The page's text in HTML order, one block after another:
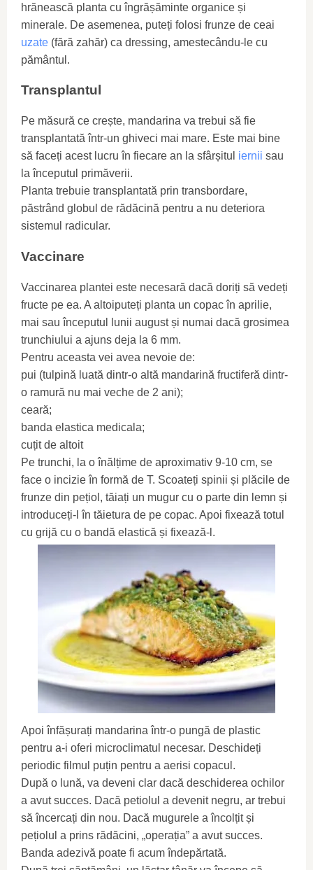
hrănească planta cu îngrășăminte organice și
minerale. De asemenea, puteți folosi frunze de ceai
uzate (fără zahăr) ca dressing, amestecându-le cu
pământul.
Transplantul
Pe măsură ce crește, mandarina va trebui să fie
transplantată într-un ghiveci mai mare. Este mai bine
să faceți acest lucru în fiecare an la sfârșitul iernii sau
la începutul primăverii.
Planta trebuie transplantată prin transbordare,
păstrând globul de rădăcină pentru a nu deteriora
sistemul radicular.
Vaccinare
Vaccinarea plantei este necesară dacă doriți să vedeți
fructe pe ea. A altoiputeți planta un copac în aprilie,
mai sau începutul lunii august și numai dacă grosimea
trunchiului a ajuns deja la 6 mm.
Pentru aceasta vei avea nevoie de:
pui (tulpină luată dintr-o altă mandarină fructiferă dintr-
o ramură nu mai veche de 2 ani);
ceară;
banda elastica medicala;
cuțit de altoit
Pe trunchi, la o înălțime de aproximativ 9-10 cm, se
face o incizie în formă de T. Scoateți spinii și plăcile de
frunze din pețiol, tăiați un mugur cu o parte din lemn și
introduceți-l în tăietura de pe copac. Apoi fixează totul
cu grijă cu o bandă elastică și fixează-l.
Apoi înfășurați mandarina într-o pungă de plastic
pentru a-i oferi microclimatul necesar. Deschideți
periodic filmul puțin pentru a aerisi copacul.
După o lună, va deveni clar dacă deschiderea ochilor
a avut succes. Dacă petiolul a devenit negru, ar trebui
să încercați din nou. Dacă mugurele a încolțit și
pețiolul a prins rădăcini, „operația” a avut succes.
Banda adezivă poate fi acum îndepărtată.